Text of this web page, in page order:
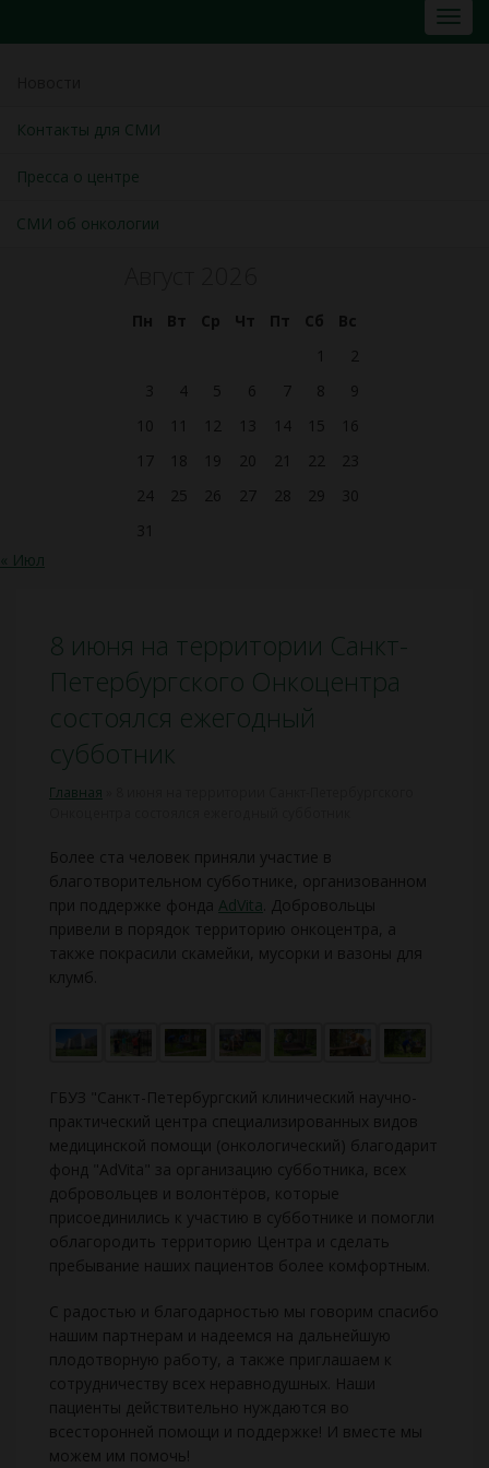
Контакты для СМИ
Пресса о центре
СМИ об онкологии
Пн Вт Ср Чт Пт Сб
Вс
1
2
3
4 5 6 7 8
9
10
11 12 13 14 15
16
17
18 19 20 21 22
23
24
25 26 27 28 29
30
31
« Июл
8 июня на территории Санкт-
Петербургского Онкоцентра
состоялся ежегодный
субботник
Главная
Более ста человек приняли участие в
благотворительном субботнике, организованном
при поддержке фонда AdVita . Добровольцы
привели в порядок территорию онкоцентра, а
также покрасили скамейки, мусорки и вазоны для
клумб.
ГБУЗ "Санкт-Петербургский клинический научно-
практический центра специализированных видов
медицинской помощи (онкологический) благодарит
фонд "AdVita" за организацию субботника, всех
добровольцев и волонтёров, которые
присоединились к участию в субботнике и помогли
облагородить территорию Центра и сделать
пребывание наших пациентов более комфортным.
С радостью и благодарностью мы говорим спасибо
нашим партнерам и надеемся на дальнейшую
плодотворную работу, а также приглашаем к
сотрудничеству всех неравнодушных. Наши
пациенты действительно нуждаются во
всесторонней помощи и поддержке! И вместе мы
можем им помочь!